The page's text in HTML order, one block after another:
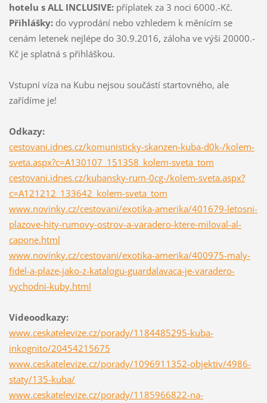
hotelu s ALL INCLUSIVE: příplatek za 3 noci 6000.-Kč.
Přihlášky:do vyprodání nebo vzhledem k měnícím se
cenám letenek nejlépe do 30.9.2016, záloha ve výši 20000.-
Kč je splatná s přihláškou.
Vstupní víza na Kubu nejsou součástí startovného, ale
zařídíme je!
Odkazy:
cestovani.idnes.cz/komunisticky-skanzen-kuba-d0k-/kolem-
sveta.aspx?c=A130107_151358_kolem-sveta_tom
cestovani.idnes.cz/kubansky-rum-0cg-/kolem-sveta.aspx?
c=A121212_133642_kolem-sveta_tom
www.novinky.cz/cestovani/exotika-amerika/401679-letosni-
plazove-hity-rumovy-ostrov-a-varadero-ktere-miloval-al-
capone.html
www.novinky.cz/cestovani/exotika-amerika/400975-maly-
fidel-a-plaze-jako-z-katalogu-guardalavaca-je-varadero-
vychodni-kuby.html
Videoodkazy:
www.ceskatelevize.cz/porady/1184485295-kuba-
inkognito/20454215675
www.ceskatelevize.cz/porady/1096911352-objektiv/4986-
staty/135-kuba/
www.ceskatelevize.cz/porady/1185966822-na-